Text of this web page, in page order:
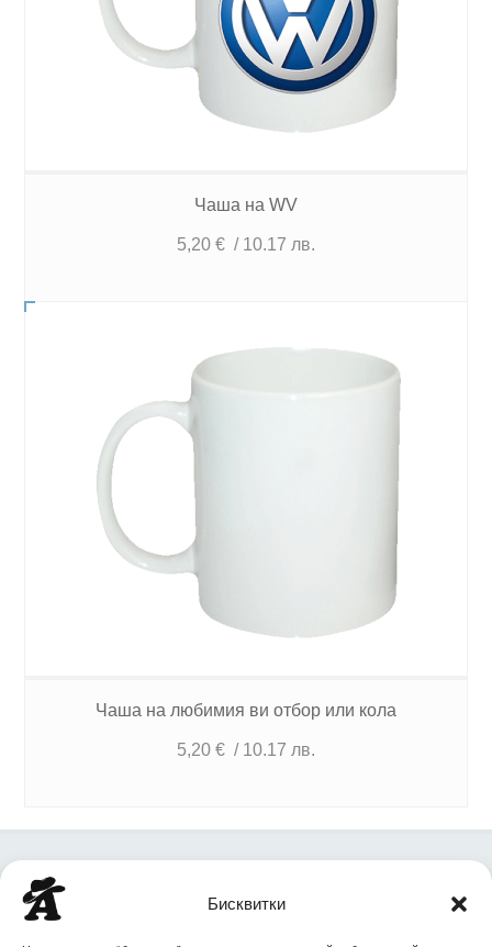
Бисквитки
Чаша на WV
5,20 € / 10.17 лв.
Чаша на любимия ви отбор или кола
5,20 € / 10.17 лв.